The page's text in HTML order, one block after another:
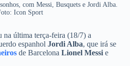
com Messi, Busquets e Jordi Alba.
Icon Sport
na última terça-feira (18/7) a
espanhol Jordi Alba, que irá se
de Barcelona Lionel Messi e